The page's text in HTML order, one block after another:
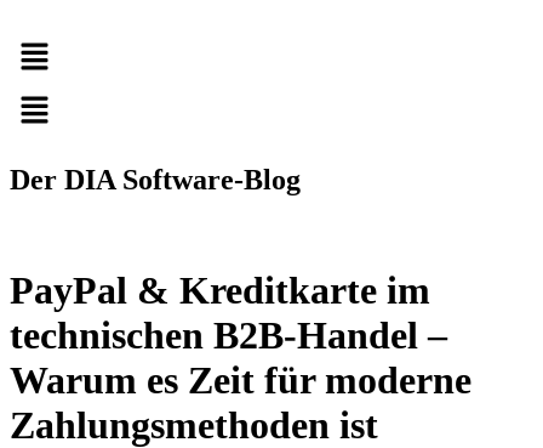
Menü
Der DIA Software-Blog
PayPal & Kreditkarte im
technischen B2B-Handel –
Warum es Zeit für moderne
Zahlungsmethoden ist